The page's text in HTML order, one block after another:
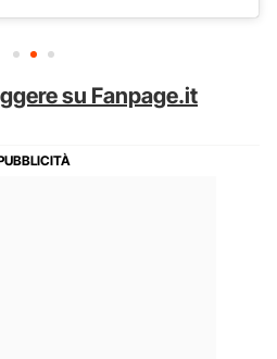
su Fanpage.it